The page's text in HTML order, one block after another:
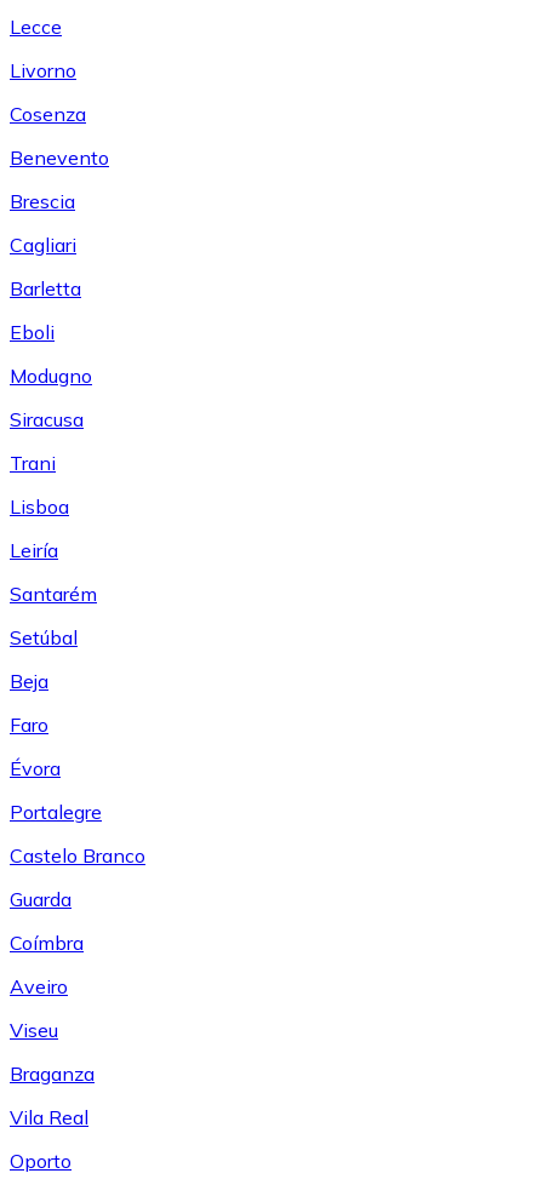
Lecce
Livorno
Cosenza
Benevento
Brescia
Cagliari
Barletta
Eboli
Modugno
Siracusa
Trani
Lisboa
Leiría
Santarém
Setúbal
Beja
Faro
Évora
Portalegre
Castelo Branco
Guarda
Coímbra
Aveiro
Viseu
Braganza
Vila Real
Oporto